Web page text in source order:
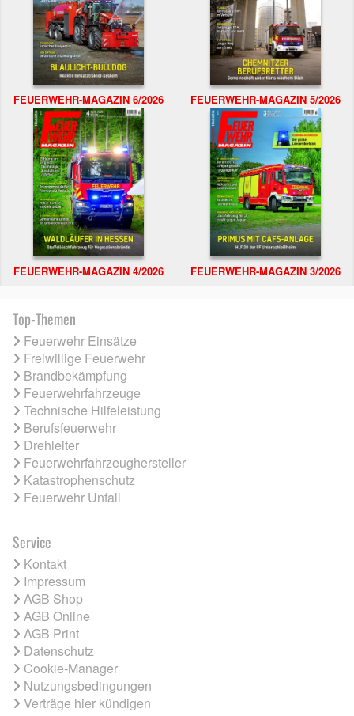
FEUERWEHR-MAGAZIN 6/2026 FEUERWEHR-MAGAZIN 5/2026
FEUERWEHR-MAGAZIN 4/2026 FEUERWEHR-MAGAZIN 3/2026
Top-Themen
Feuerwehr Einsätze
Freiwillige Feuerwehr
Brandbekämpfung
Feuerwehrfahrzeuge
Technische Hilfeleistung
Berufsfeuerwehr
Drehleiter
Feuerwehrfahrzeughersteller
Katastrophenschutz
Feuerwehr Unfall
Service
Kontakt
Impressum
AGB Shop
AGB Online
AGB Print
Datenschutz
Cookie-Manager
Nutzungsbedingungen
Verträge hier kündigen